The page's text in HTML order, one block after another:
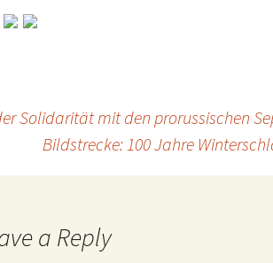
Solidarität mit den prorussischen
Bildstrecke: 100 Jahre
a Reply